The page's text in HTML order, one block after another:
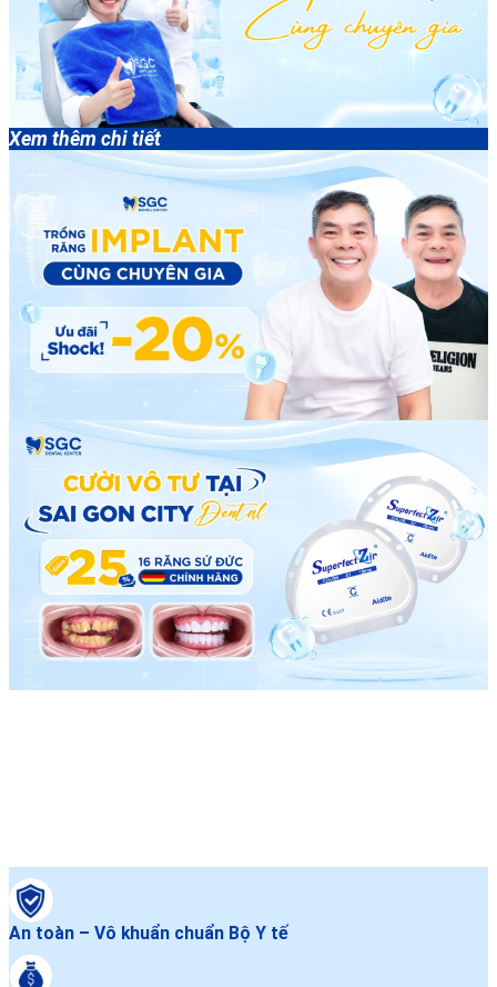
Xem thêm chi tiết
An toàn – Vô khuẩn chuẩn Bộ Y tế